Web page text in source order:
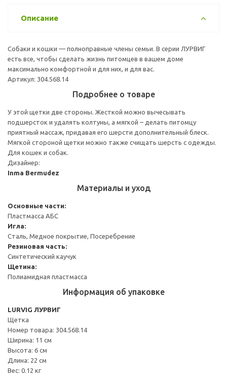
Описание
Собаки и кошки — полноправные члены семьи. В серии ЛУРВИГ
есть все, чтобы сделать жизнь питомцев в вашем доме
максимально комфортной и для них, и для вас.
Артикул: 304.568.14
Подробнее о товаре
У этой щетки две стороны. Жесткой можно вычесывать
подшерсток и удалять колтуны, а мягкой – делать питомцу
приятный массаж, придавая его шерсти дополнительный блеск.
Мягкой стороной щетки можно также счищать шерсть с одежды.
Для кошек и собак.
Дизайнер:
Inma Bermudez
Материалы и уход
Основные части:
Пластмасса АБС
Игла:
Сталь, Медное покрытие, Посеребрение
Резиновая часть:
Синтетический каучук
Щетина:
Полиамидная пластмасса
Информация об упаковке
LURVIG ЛУРВИГ
Щетка
Номер товара: 304.568.14
Ширина: 11 см
Высота: 6 см
Длина: 22 см
Вес: 0.12 кг